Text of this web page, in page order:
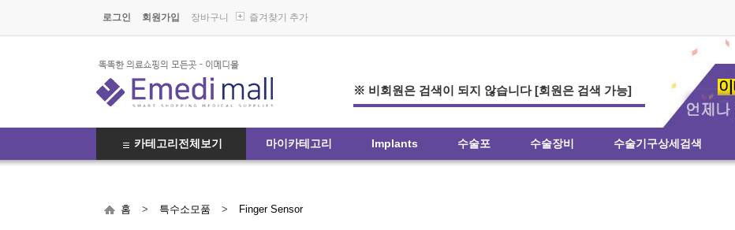
로그인 회원가입 장바구니 즐겨찾기 추가
※ 비회원은 검색이 되지 않습니다 [회원은 검색 가능]
카테고리전체보기 마이카테고리 Implants 수술포 수술장비 수술기구상세검색
홈 > 특수소모품 > Finger Sensor